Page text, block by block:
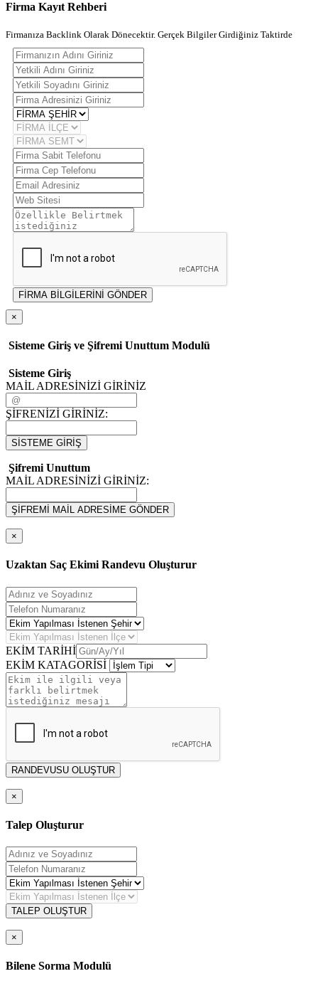
Firma Kayıt Rehberi
Firmanıza Backlink Olarak Dönecektir. Gerçek Bilgiler Girdiğiniz Taktirde
FİRMA BİLGİLERİNİ GÖNDER
×
Sisteme Giriş ve Şifremi Unuttum Modulü
Sisteme Giriş
MAİL ADRESİNİZİ GİRİNİZ
ŞİFRENİZİ GİRİNİZ:
SİSTEME GİRİŞ
Şifremi Unuttum
MAİL ADRESİNİZİ GİRİNİZ:
ŞİFREMİ MAİL ADRESİME GÖNDER
×
Uzaktan Saç Ekimi Randevu Oluşturur
EKİM TARİHİ
EKİM KATAGORİSİ
RANDEVUSU OLUŞTUR
×
Talep Oluşturur
TALEP OLUŞTUR
×
Bilene Sorma Modulü